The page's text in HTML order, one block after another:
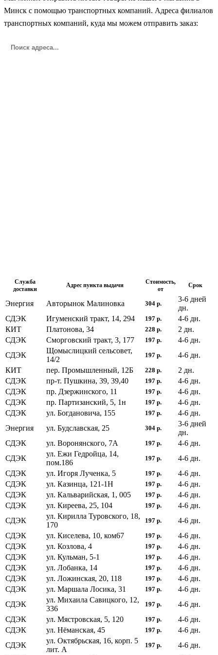
Минск с помощью транспортных компаний. Адреса филиалов
транспортных компаний, куда мы можем отправить заказ:
Служба
доставки
Адрес пункта выдачи
Стоимость,
от
Срок
Энергия Авторынок Малиновка 304 р.
3-6 дней
дн.
СДЭК
Игуменский тракт, 14, 294 197 р. 4-6 дн.
КИТ
Платонова, 34 228 р. 2 дн.
СДЭК
Сморговский тракт, 3, 177 197 р. 4-6 дн.
СДЭК
Щомыслицкий сельсовет,
14/2
197 р. 4-6 дн.
КИТ
пер. Промышленный, 12Б 228 р. 2 дн.
СДЭК
пр-т. Пушкина, 39, 39,40 197 р. 4-6 дн.
СДЭК
пр. Дзержинского, 11 197 р. 4-6 дн.
СДЭК
пр. Партизанский, 5, 1н 197 р. 4-6 дн.
СДЭК
ул. Богдановича, 155 197 р. 4-6 дн.
Энергия
ул. Будславская, 25 304 р.
3-6 дней
дн.
СДЭК
ул. Воронянского, 7А 197 р. 4-6 дн.
СДЭК
ул. Ежи Гедройца, 14,
пом.186
197 р. 4-6 дн.
СДЭК
ул. Игоря Лученка, 5 197 р. 4-6 дн.
СДЭК
ул. Казинца, 121-1Н 197 р. 4-6 дн.
СДЭК
ул. Кальварийская, 1, 005 197 р. 4-6 дн.
СДЭК
ул. Киреева, 25, 104 197 р. 4-6 дн.
СДЭК
ул. Кирилла Туровского, 18,
170
197 р. 4-6 дн.
СДЭК
ул. Киселева, 10, ком67 197 р. 4-6 дн.
СДЭК
ул. Козлова, 4 197 р. 4-6 дн.
СДЭК
ул. Кульман, 5-1 197 р. 4-6 дн.
СДЭК
ул. Лобанка, 14 197 р. 4-6 дн.
СДЭК
ул. Ложинская, 20, 118 197 р. 4-6 дн.
СДЭК
ул. Маршала Лосика, 31 197 р. 4-6 дн.
СДЭК
ул. Михаила Савицкого, 12,
336
197 р. 4-6 дн.
СДЭК
ул. Мястровская, 5, 120 197 р. 4-6 дн.
СДЭК
ул. Нёманская, 45 197 р. 4-6 дн.
СДЭК
ул. Октябрьская, 16, корп. 5
лит. А
197 р. 4-6 дн.